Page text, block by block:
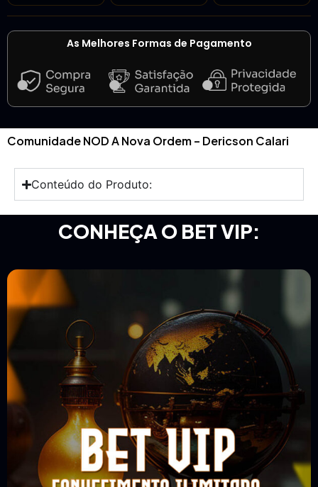
As Melhores Formas de Pagamento
Comunidade NOD A Nova Ordem – Dericson Calari
Conteúdo do Produto:
CONHEÇA O BET VIP: